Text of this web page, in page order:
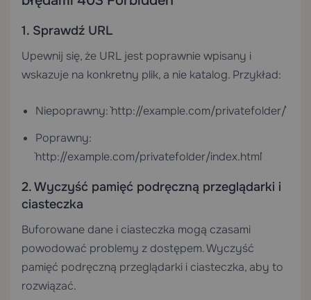
1. Sprawdź URL
Upewnij się, że URL jest poprawnie wpisany i
wskazuje na konkretny plik, a nie katalog. Przykład:
Niepoprawny: `http://example.com/privatefolder/`
Poprawny:
`http://example.com/privatefolder/index.html`
2. Wyczyść pamięć podręczną przeglądarki i
ciasteczka
Buforowane dane i ciasteczka mogą czasami
powodować problemy z dostępem. Wyczyść
pamięć podręczną przeglądarki i ciasteczka, aby to
rozwiązać.